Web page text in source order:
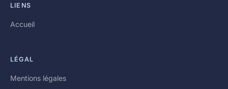
LIENS
Accueil
LÉGAL
Mentions légales